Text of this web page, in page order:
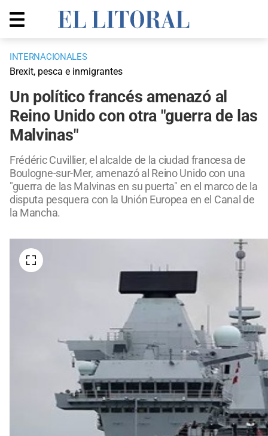
INTERNACIONALES
Brexit, pesca e inmigrantes
Un político francés amenazó al
Reino Unido con otra "guerra de las
Malvinas"
Frédéric Cuvillier, el alcalde de la ciudad francesa de
Boulogne-sur-Mer, amenazó al Reino Unido con una
"guerra de las Malvinas en su puerta" en el marco de la
disputa pesquera con la Unión Europea en el Canal de
la Mancha.